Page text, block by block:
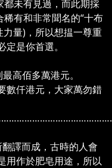
都未有見過，而此期採
稀有和非常聞名的“十布
量)，所以想揾一尊重
是你首選。
高佰多萬港元。
仟港元，大家萬勿錯
譯而成，古時的人會
用作於肥皂用途，所以